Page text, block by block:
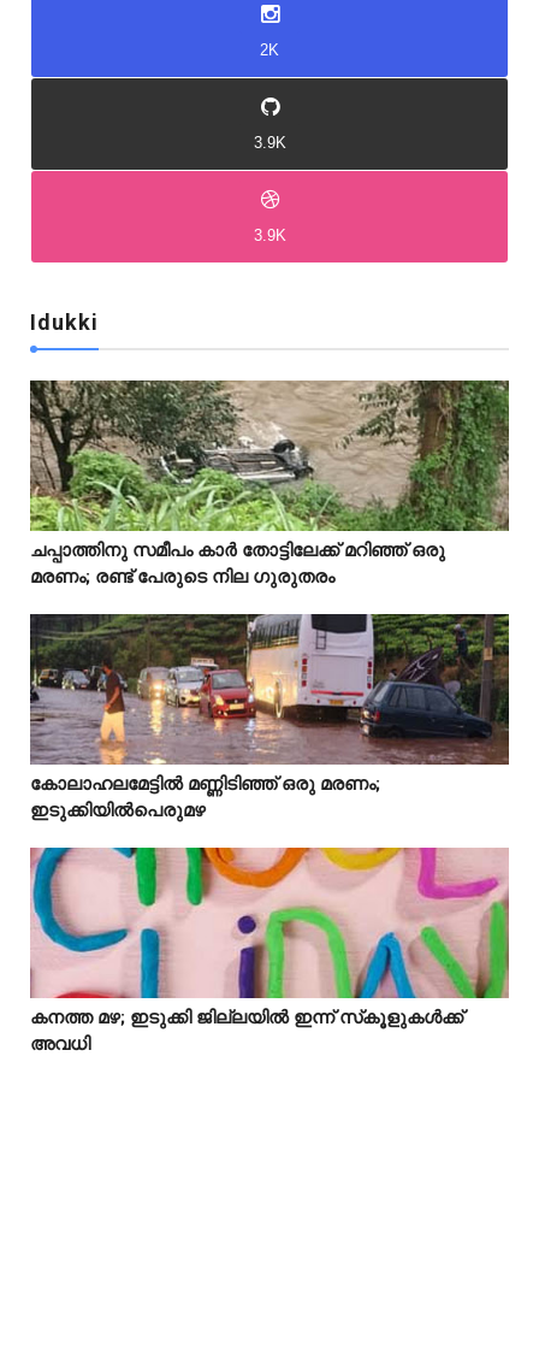
2K
3.9K
3.9K
Idukki
  
ചപ്പാത്തിനു സമീപം കാർ തോട്ടിലേക്ക് മറിഞ്ഞ് ഒരു
മരണം; രണ്ട് പേരുടെ നില ഗുരുതരം
  
Idukki
കോലാഹലമേട്ടിൽ മണ്ണിടിഞ്ഞ് ഒരു മരണം;
ഇടുക്കിയിൽപെരുമഴ
  
Idukki
കനത്ത മഴ; ഇടുക്കി ജില്ലയിൽ ഇന്ന് സ്‌കൂളുകൾക്ക്
അവധി